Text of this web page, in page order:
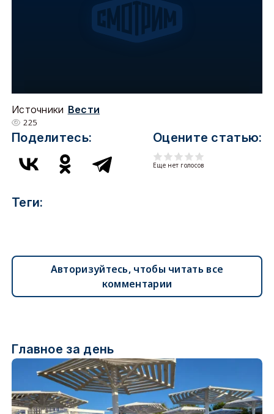
Источники Вести
225
Поделитесь: Оцените статью:
Еще нет голосов
Теги:
Авторизуйтесь, чтобы читать все
комментарии
Главное за день